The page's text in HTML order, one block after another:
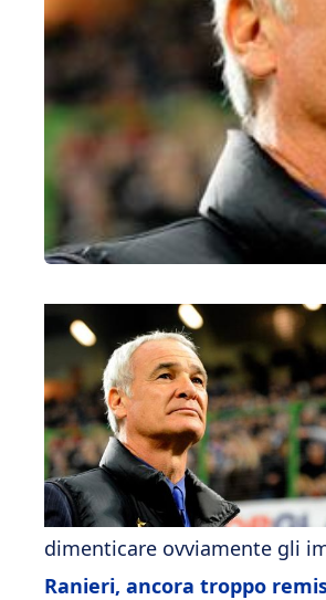
dimenticare ovviamente gli
Ranieri, ancora troppo